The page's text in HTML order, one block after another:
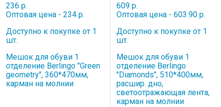
236 р.
Оптовая цена - 234 р.
Доступно к покупке от 1
шт.
Мешок для обуви 1
отделение Berlingo "Green
geometry", 360*470мм,
карман на молнии
609 р.
Оптовая цена - 603.90 р.
Доступно к покупке от 1
шт.
Мешок для обуви 1
отделение Berlingo
"Diamonds", 510*400мм,
расшир. дно,
светоотражающая лента,
карман на молнии